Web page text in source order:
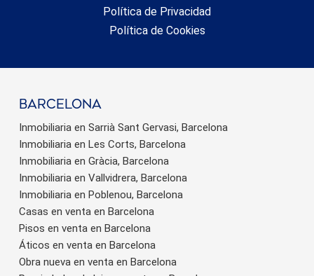
Política de Privacidad
Política de Cookies
barcelona
Inmobiliaria en Sarrià Sant Gervasi, Barcelona
Inmobiliaria en Les Corts, Barcelona
Inmobiliaria en Gràcia, Barcelona
Inmobiliaria en Vallvidrera, Barcelona
Inmobiliaria en Poblenou, Barcelona
Casas en venta en Barcelona
Pisos en venta en Barcelona
Áticos en venta en Barcelona
Obra nueva en venta en Barcelona